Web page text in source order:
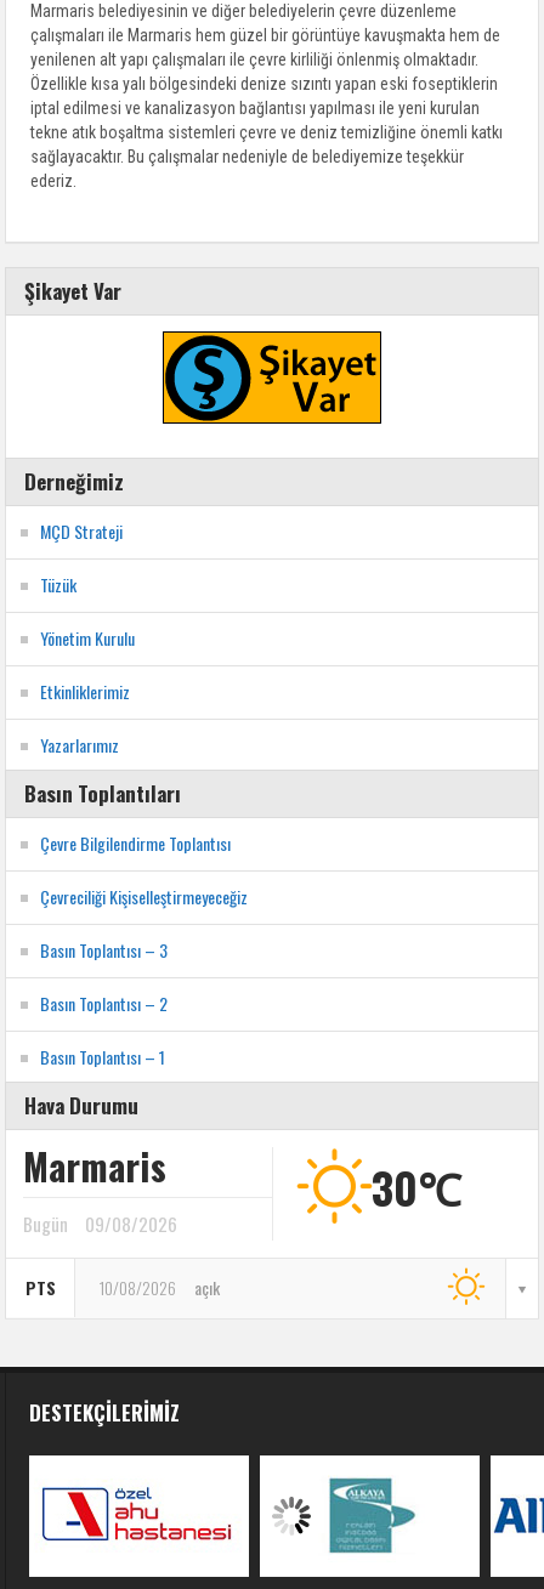
Marmaris belediyesinin ve diğer belediyelerin çevre düzenleme
çalışmaları ile Marmaris hem güzel bir görüntüye kavuşmakta hem de
yenilenen alt yapı çalışmaları ile çevre kirliliği önlenmiş olmaktadır.
Özellikle kısa yalı bölgesindeki denize sızıntı yapan eski foseptiklerin
iptal edilmesi ve kanalizasyon bağlantısı yapılması ile yeni kurulan
tekne atık boşaltma sistemleri çevre ve deniz temizliğine önemli katkı
sağlayacaktır. Bu çalışmalar nedeniyle de belediyemize teşekkür
ederiz.
Şikayet Var
Derneğimiz
MÇD Strateji
Tüzük
Yönetim Kurulu
Etkinliklerimiz
Yazarlarımız
Basın Toplantıları
Çevre Bilgilendirme Toplantısı
Çevreciliği Kişiselleştirmeyeceğiz
Basın Toplantısı – 3
Basın Toplantısı – 2
Basın Toplantısı – 1
Hava Durumu
Marmaris
Bugün 09/08/2026
30℃
PTS 10/08/2026 açık
DESTEKÇILERIMIZ